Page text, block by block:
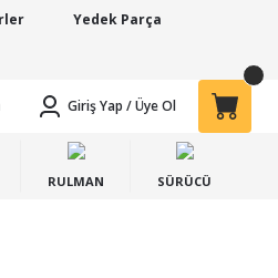
Yedek Parça
Giriş Yap /Üye Ol
RULMAN SÜRÜCÜ